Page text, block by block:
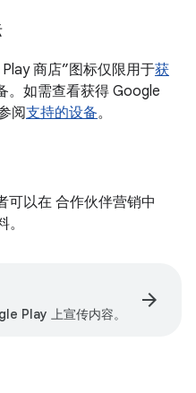
商店”图标仅限用于获
。如需查看获得 Google
阅支持的设备。
可以在 合作伙伴营销中
Play 上宣传内容。
arrow_forward